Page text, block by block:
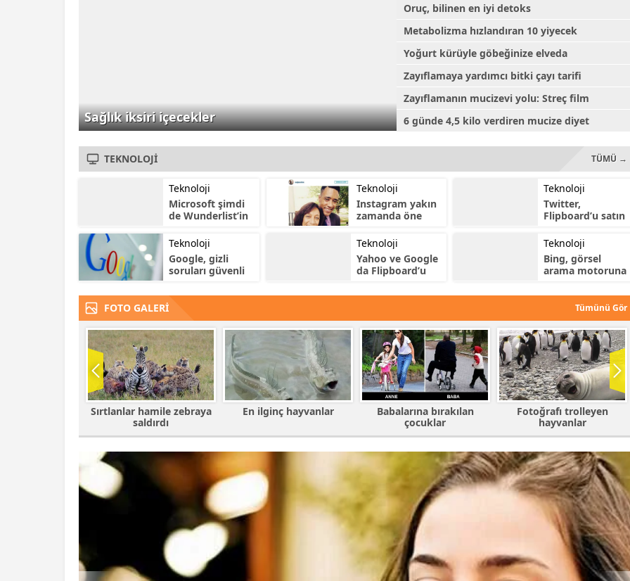
Sağlık iksiri içecekler
Oruç, bilinen en iyi detoks
Metabolizma hızlandıran 10 yiyecek
Yoğurt kürüyle göbeğinize elveda
Zayıflamaya yardımcı bitki çayı tarifi
Zayıflamanın mucizevi yolu: Streç film
6 günde 4,5 kilo verdiren mucize diyet
TEKNOLOJİ TÜMÜ →
Teknoloji
Microsoft şimdi
de Wunderlist’in
Teknoloji
Instagram yakın
zamanda öne
posta ile
gönderecek
Teknoloji
Twitter,
Flipboard’u satın
Teknoloji
Google, gizli
soruları güvenli
Teknoloji
Yahoo ve Google
da Flipboard’u
düşünüyor
Teknoloji
Bing, görsel
arama motoruna
özelliğini dahil
FOTO GALERİ Tümünü Gör
En ilginç hayvanlar
Babalarına bırakılan
Fotoğrafı trolleyen
hayvanlar
En komik capsler